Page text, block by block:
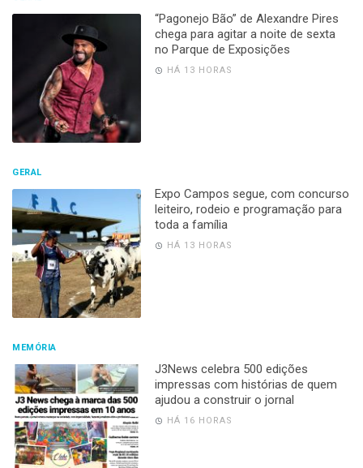
“Pagonejo Bão” de Alexandre Pires
chega para agitar a noite de sexta
no Parque de Exposições
HÁ 13 HORAS
GERAL
Expo Campos segue, com concurso
leiteiro, rodeio e programação para
toda a família
HÁ 13 HORAS
MEMÓRIA
J3News celebra 500 edições
impressas com histórias de quem
ajudou a construir o jornal
HÁ 16 HORAS